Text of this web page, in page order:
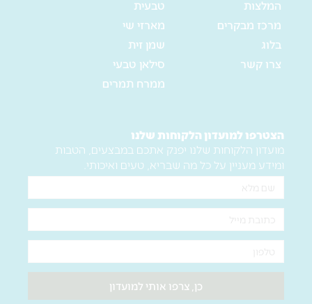
המלצות
מרכז מבקרים
בלוג
צרו קשר
טבעית
מארזי שי
שמן זית
סילאן טבעי
ממרח תמרים
הצטרפו למועדון הלקוחות שלנו
מועדון הלקוחות שלנו יפנק אתכם במבצעים, הטבות
ומידע מעניין על כל מה שבריא, טעים ואיכותי.
שם
אימייל
טלפון
כן, צרפו אותי למועדון